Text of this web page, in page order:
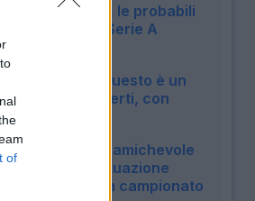
of
Fantacalcio, le probabili
della Serie A
2026/27
Castro: "Questo è un
a occhi aperti, con
Gila salta l'amichevole
Chelsea: la situazione
il debutto in campionato